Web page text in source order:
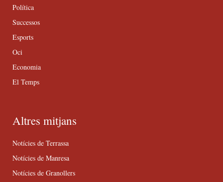
Política
Successos
Esports
Oci
Economia
El Temps
Altres mitjans
Notícies de Terrassa
Notícies de Manresa
Notícies de Granollers